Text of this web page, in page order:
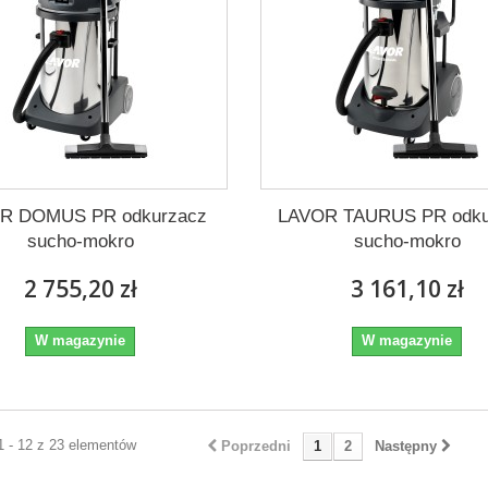
DOMUS PR odkurzacz
sucho-mokro
2 755,20 zł
W magazynie
LAVOR TAURUS PR
sucho-mokro
3 161,10 zł
W magazynie
Poprzedni 1 2 Następny
- 12 z 23 elementów